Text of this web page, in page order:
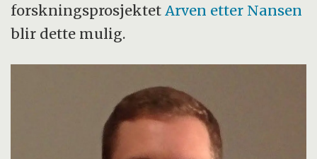
forskningsprosjektet Arven etter Nansen
blir dette mulig.